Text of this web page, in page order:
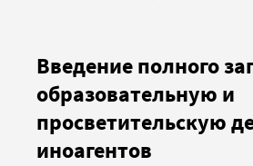
Введение полного
образовательную и
просветительскую
иноагентов